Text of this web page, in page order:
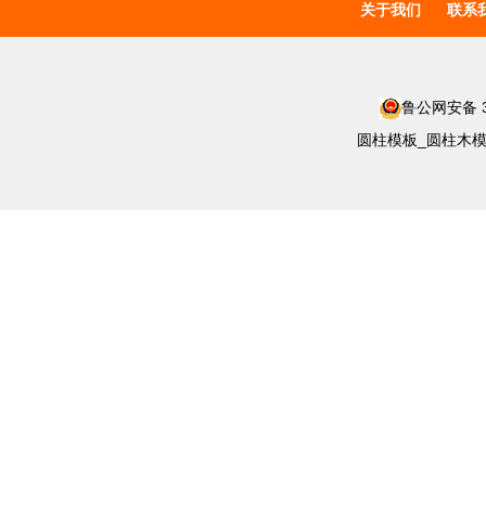
关于我们 联系
鲁公网安备
圆柱模板_圆柱木